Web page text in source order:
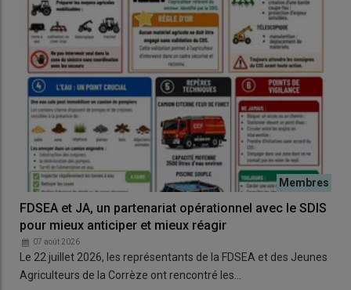
FDSEA et JA, un partenariat opérationnel avec le SDIS
pour mieux anticiper et mieux réagir
07 août 2026
Le 22 juillet 2026, les représentants de la FDSEA et des Jeunes
Agriculteurs de la Corrèze ont rencontré les…